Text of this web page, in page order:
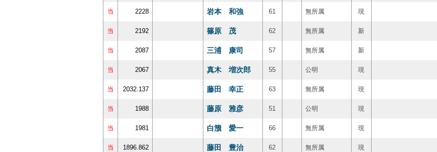
当 2228 岩本 和強 61 無所属 現
当 2192 篠原 茂 62 無所属 新
当 2087 三浦 康司 57 無所属 新
当 2067 真木 増次郎 55 公明 現
当 2032.137 藤田 幸正 63 無所属 現
当 1988 藤原 雅彦 51 公明 現
当 1981 白籏 愛一 66 無所属 現
当 1896.862 藤田 豊治 62 無所属 現